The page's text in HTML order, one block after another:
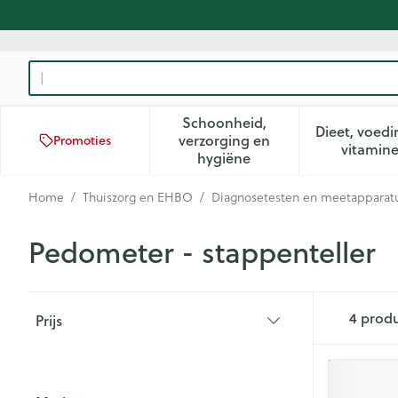
Product, merk, categorie...
Promoties
Schoonheid,
verzorging en
hygiëneToon submenu voor
Dieet,
Home / Thuiszorg en EHBO / Diagnosetesten en
Pedometer - stappenteller
Prijs
4